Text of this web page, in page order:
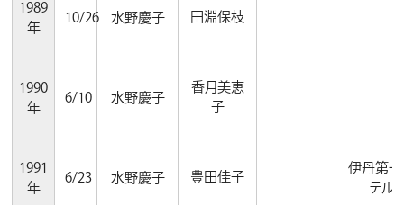
1989
年
10/26 水野慶子 田淵保枝
1990
年
6/10 水野慶子
香月美恵
子
1991
年
6/23 水野慶子 豊田佳子
伊丹第
テル